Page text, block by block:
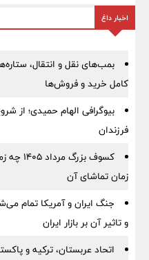
اخبار داغ
بمب‌های نقل و انتقال،
کامل خرید و فروش‌ها
بیوگرافی الهام حمیدی؛ از
فرزندان
کسوف
زمان تماشای آن
و تاثیر آن بر بازار ایران
اتحاد عربستان، ترکیه و